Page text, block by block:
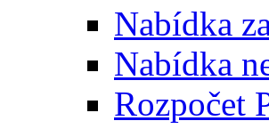
Nabídka
Nabídka
Rozpočet